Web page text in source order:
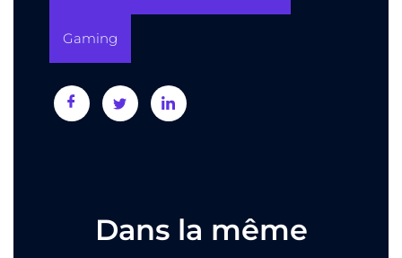
Gaming
Dans la même